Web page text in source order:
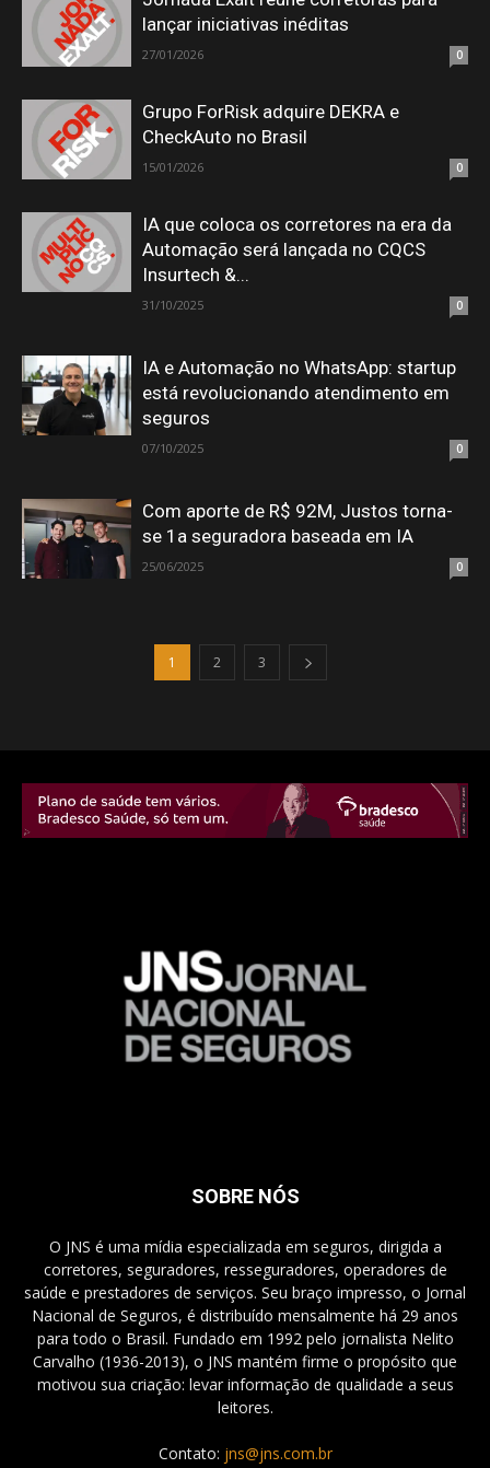
lançar iniciativas inéditas
27/01/2026 0
Grupo ForRisk adquire DEKRA e
CheckAuto no Brasil
15/01/2026 0
IA que coloca os corretores na era da
Automação será lançada no CQCS
Insurtech &...
31/10/2025 0
IA e Automação no WhatsApp: startup
está revolucionando atendimento em
seguros
07/10/2025 0
Com aporte de R$ 92M, Justos torna-
se 1a seguradora baseada em IA
25/06/2025 0
1 2 3
SOBRE NÓS
O JNS é uma mídia especializada em seguros, dirigida a
corretores, seguradores, resseguradores, operadores de
saúde e prestadores de serviços. Seu braço impresso, o Jornal
Nacional de Seguros, é distribuído mensalmente há 29 anos
para todo o Brasil. Fundado em 1992 pelo jornalista Nelito
Carvalho (1936-2013), o JNS mantém firme o propósito que
motivou sua criação: levar informação de qualidade a seus
leitores.
Contato: jns@jns.com.br